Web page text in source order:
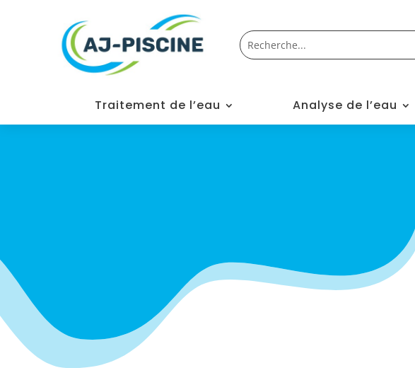
Traitement de l’eau Analyse de l’eau